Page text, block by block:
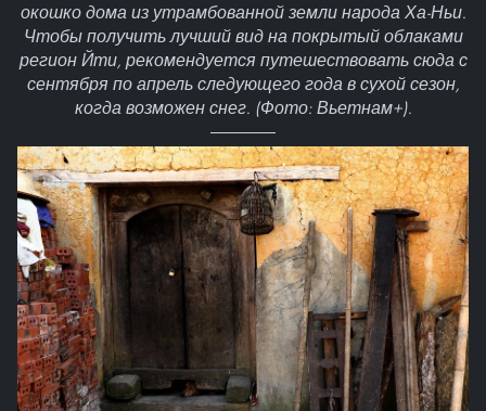
окошко дома из утрамбованной земли народа Ха-Ньи.
Чтобы получить лучший вид на покрытый облаками
регион Йти, рекомендуется путешествовать сюда с
сентября по апрель следующего года в сухой сезон,
когда возможен снег. (Фото: Вьетнам+).